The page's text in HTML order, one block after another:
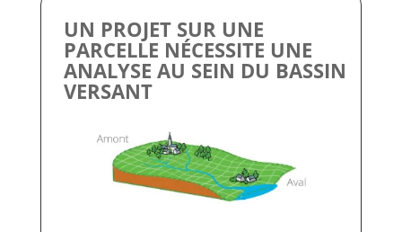
UN PROJET SUR UNE
PARCELLE NÉCESSITE UNE
ANALYSE AU SEIN DU BASSIN
VERSANT